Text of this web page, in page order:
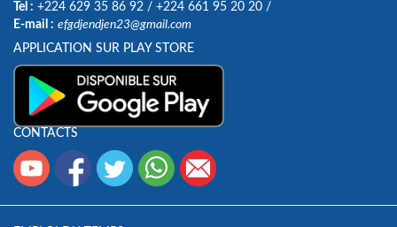
Tel : +224 629 35 86 92 / +224 661 95 20 20 /
E-mail : efgdjendjen23@gmail.com
APPLICATION SUR PLAY STORE
CONTACTS